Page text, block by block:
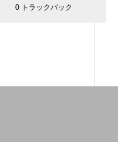
0 トラックバック